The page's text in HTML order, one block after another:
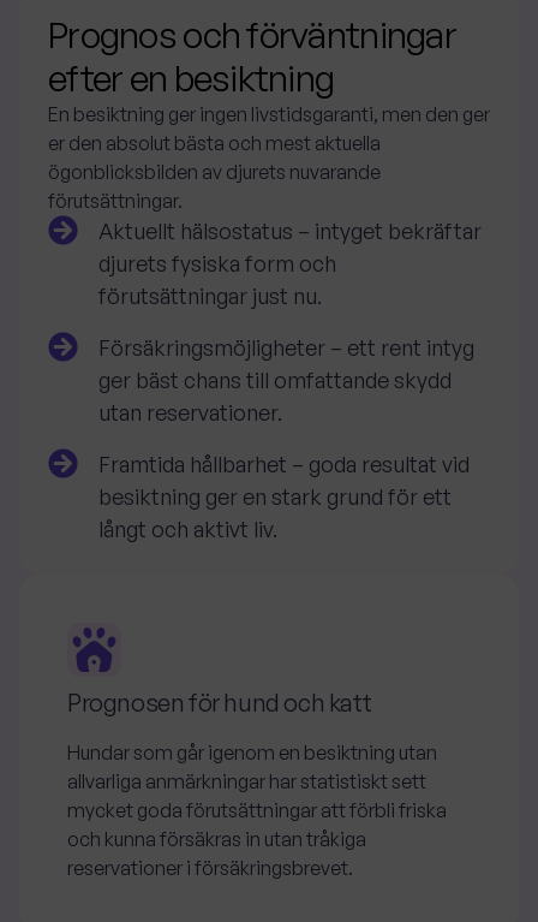
Prognos och förväntningar
efter en besiktning
En besiktning ger ingen livstidsgaranti, men den ger
er den absolut bästa och mest aktuella
ögonblicksbilden av djurets nuvarande
förutsättningar.
Aktuellt hälsostatus – intyget bekräftar
djurets fysiska form och
förutsättningar just nu.
Försäkringsmöjligheter – ett rent intyg
ger bäst chans till omfattande skydd
utan reservationer.
Framtida hållbarhet – goda resultat vid
besiktning ger en stark grund för ett
långt och aktivt liv.
Prognosen för hund och katt
Hundar som går igenom en besiktning utan
allvarliga anmärkningar har statistiskt sett
mycket goda förutsättningar att förbli friska
och kunna försäkras in utan tråkiga
reservationer i försäkringsbrevet.